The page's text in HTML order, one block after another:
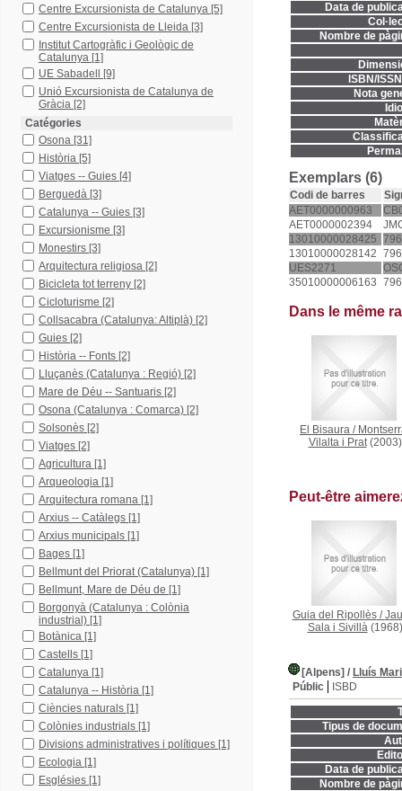
Data de
Nombre de
ISBN/
Nota
Exemplars (6)
Codi de barres
AET0000000963
AET0000002394
13010000028425
13010000028142
UES2271
35010000006163
Dans le même
El Bisaura /
Vilalta i Prat(2003)
Peut-être
Guia del Ripollès/
Sala i Sivillà(1968)
[Alpens] / Lluís
Públic
ISBD
Tipus de
Data de
Nombre de
Centre Excursionista de Catalunya [5]
Centre Excursionista de Lleida [3]
Institut Cartogràfic i Geològic de
Catalunya [1]
UE Sabadell
[9]
Unió Excursionista de Catalunya de
Gràcia [2]
Catégories
Osona [31]
Història [5]
Viatges -- Guies [4]
Berguedà [3]
Catalunya -- Guies [3]
Excursionisme [3]
Monestirs [3]
Arquitectura religiosa [2]
Bicicleta tot terreny [2]
Cicloturisme [2]
Collsacabra (Catalunya: Altiplà) [2]
Guies [2]
Història -- Fonts [2]
Lluçanès (Catalunya : Regió) [2]
Mare de Déu -- Santuaris [2]
Osona (Catalunya : Comarca) [2]
Solsonès [2]
Viatges [2]
Agricultura [1]
Arqueologia [1]
Arquitectura romana [1]
Arxius -- Catàlegs [1]
Arxius municipals [1]
Bages [1]
Bellmunt del Priorat (Catalunya) [1]
Bellmunt, Mare de Déu de [1]
Borgonyà (Catalunya : Colònia
industrial) [1]
Botànica [1]
Castells [1]
Catalunya [1]
Catalunya -- Història [1]
Ciències naturals [1]
Colònies industrials [1]
Divisions administratives i polítiques [1]
Ecologia [1]
Esglésies [1]